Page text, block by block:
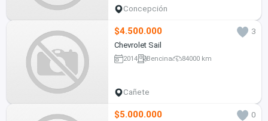
Concepción
$4.500.000
3
Chevrolet Sail
2014 Bencina 84000 km
Cañete
$5.000.000
0